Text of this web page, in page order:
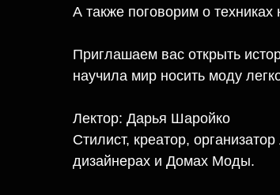
А также поговорим о
Приглашаем вас открыть
научила мир носить моду
Лектор: Дарья Шаройко
Стилист, креатор,
дизайнерах и Домах Моды.